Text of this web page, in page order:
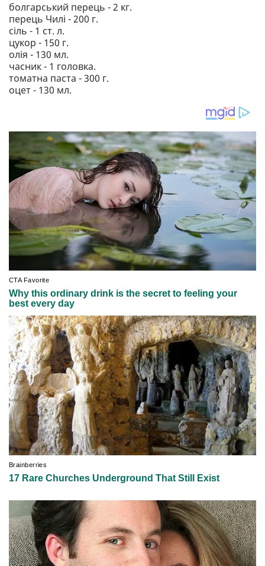
болгарський перець - 2 кг.
перець Чилі - 200 г.
сіль - 1 ст. л.
цукор - 150 г.
олія - 130 мл.
часник - 1 головка.
томатна паста - 300 г.
оцет - 130 мл.